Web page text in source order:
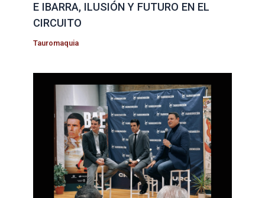
E IBARRA, ILUSIÓN Y FUTURO EN EL
CIRCUITO
Tauromaquia